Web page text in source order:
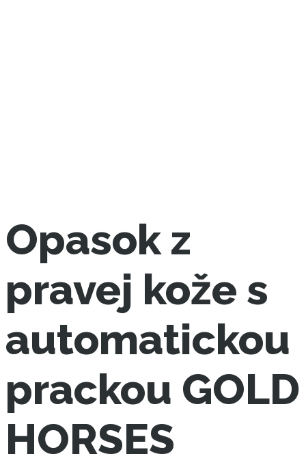
Opasok z
pravej kože s
automatickou
prackou GOLD
HORSES